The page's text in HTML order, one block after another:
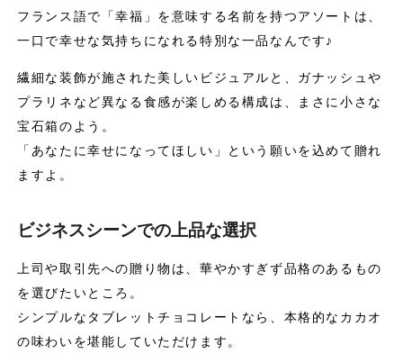
フランス語で「幸福」を意味する名前を持つアソートは、
一口で幸せな気持ちになれる特別な一品なんです♪
繊細な装飾が施された美しいビジュアルと、ガナッシュや
プラリネなど異なる食感が楽しめる構成は、まさに小さな
宝石箱のよう。
「あなたに幸せになってほしい」という願いを込めて贈れ
ますよ。
ビジネスシーンでの上品な選択
上司や取引先への贈り物は、華やかすぎず品格のあるもの
を選びたいところ。
シンプルなタブレットチョコレートなら、本格的なカカオ
の味わいを堪能していただけます。